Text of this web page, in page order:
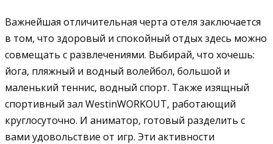
Важнейшая отличительная черта отеля заключается
в том, что здоровый и спокойный отдых здесь можно
совмещать с развлечениями. Выбирай, что хочешь:
йога, пляжный и водный волейбол, большой и
маленький теннис, водный спорт. Также изящный
спортивный зал WestinWORKOUT, работающий
круглосуточно. И аниматор, готовый разделить с
вами удовольствие от игр. Эти активности